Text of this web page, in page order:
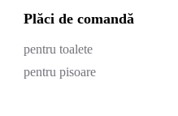
Plăci de comandă
pentru toalete
pentru pisoare